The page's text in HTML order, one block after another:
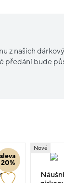
z našich
předání bude
sleva
20%
Nové